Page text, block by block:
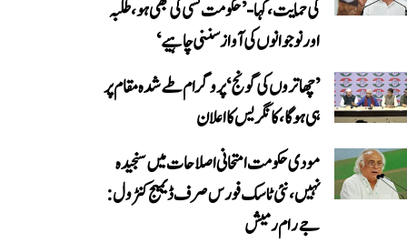
کی حمایت، کہا- ’حکومت کسی کی بھی ہو، طلبہ
اور نوجوانوں کی آواز سننی چاہیے‘
’چھاتروں کی گونج‘ پروگرام طے شدہ مقام پر
ہی ہوگا، کانگریس کا اعلان
مودی حکومت امتحانی اصلاحات میں سنجیدہ
نہیں، نئی ٹاسک فورس صرف ڈیمیج کنٹرول:
جے رام رمیش